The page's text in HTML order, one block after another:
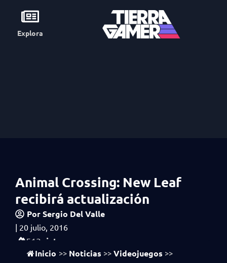
Explora
Animal Crossing: New Leaf
recibirá actualización
PorSergio Del Valle
| 20 julio, 2016
513 vistas
Inicio >> Noticias >> Videojuegos >>